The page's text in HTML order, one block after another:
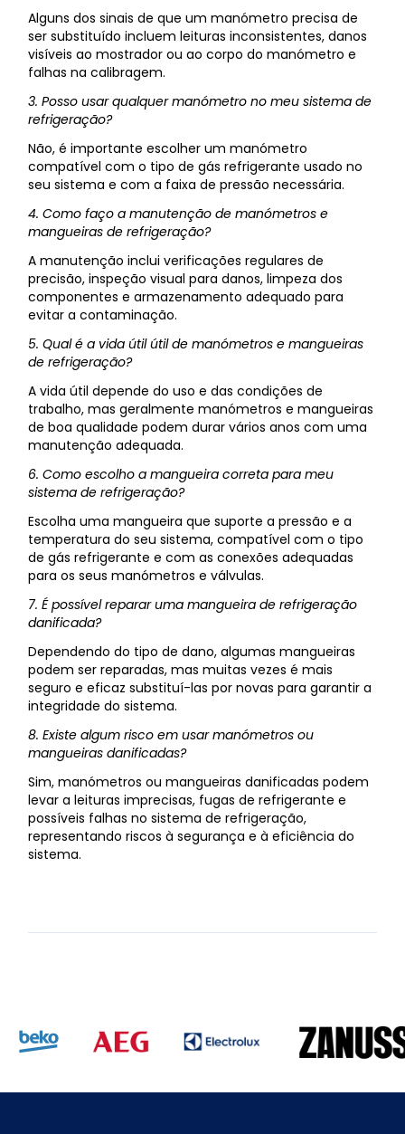
Alguns dos sinais de que um manómetro precisa de
ser substituído incluem leituras inconsistentes, danos
visíveis ao mostrador ou ao corpo do manómetro e
falhas na calibragem.
3. Posso usar qualquer manómetro no meu sistema de
refrigeração?
Não, é importante escolher um manómetro
compatível com o tipo de gás refrigerante usado no
seu sistema e com a faixa de pressão necessária.
4. Como faço a manutenção de manómetros e
mangueiras de refrigeração?
A manutenção inclui verificações regulares de
precisão, inspeção visual para danos, limpeza dos
componentes e armazenamento adequado para
evitar a contaminação.
5. Qual é a vida útil útil de manómetros e mangueiras
de refrigeração?
A vida útil depende do uso e das condições de
trabalho, mas geralmente manómetros e mangueiras
de boa qualidade podem durar vários anos com uma
manutenção adequada.
6. Como escolho a mangueira correta para meu
sistema de refrigeração?
Escolha uma mangueira que suporte a pressão e a
temperatura do seu sistema, compatível com o tipo
de gás refrigerante e com as conexões adequadas
para os seus manómetros e válvulas.
7. É possível reparar uma mangueira de refrigeração
danificada?
Dependendo do tipo de dano, algumas mangueiras
podem ser reparadas, mas muitas vezes é mais
seguro e eficaz substituí-las por novas para garantir a
integridade do sistema.
8. Existe algum risco em usar manómetros ou
mangueiras danificadas?
Sim, manómetros ou mangueiras danificadas podem
levar a leituras imprecisas, fugas de refrigerante e
possíveis falhas no sistema de refrigeração,
representando riscos à segurança e à eficiência do
sistema.